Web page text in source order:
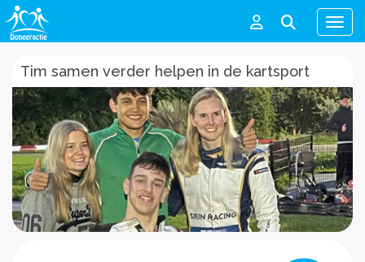
Menu
Tim samen verder helpen in de kartsport